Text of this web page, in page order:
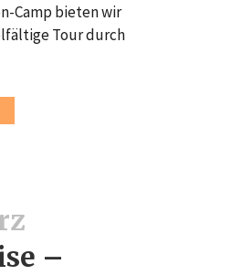
Camp bieten wir
Tour durch
–